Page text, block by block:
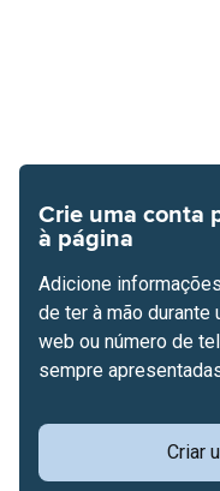
Crie uma conta
à página
Criar
Adicione
de ter à mão durante
web ou número de
sempre